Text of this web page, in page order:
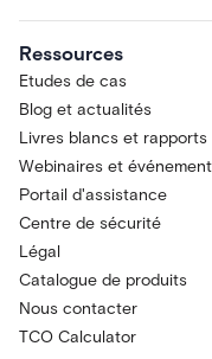
Ressources
Etudes de cas
Blog et actualités
Livres blancs et rapports
Webinaires et
Portail d'assistance
Centre de sécurité
Légal
Catalogue de produits
Nous contacter
TCO Calculator